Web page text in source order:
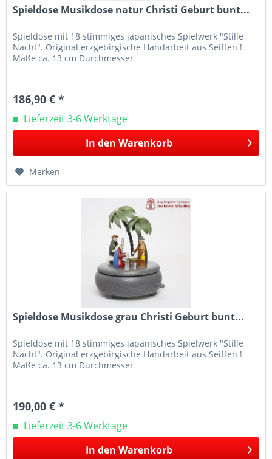
Spieldose Musikdose natur Christi Geburt bunt...
Spieldose mit 18 stimmiges japanisches Spielwerk "Stille
Nacht". Original erzgebirgische Handarbeit aus Seiffen !
Maße ca. 13 cm Durchmesser
186,90 € *
Lieferzeit 3-6 Werktage
In den Warenkorb
Merken
Spieldose Musikdose grau Christi Geburt bunt...
Spieldose mit 18 stimmiges japanisches Spielwerk "Stille
Nacht". Original erzgebirgische Handarbeit aus Seiffen !
Maße ca. 13 cm Durchmesser
190,00 € *
Lieferzeit 3-6 Werktage
In den Warenkorb